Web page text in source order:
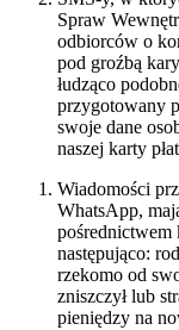
Spraw
odbiorców o
pod groźbą
łudząco
przygotowany
swoje dane
naszej karty
Wiadomości
WhatsApp,
następująco:
rzekomo od
zniszczył lub
pieniędzy na